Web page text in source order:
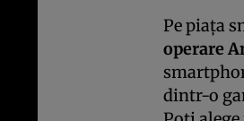
Pe piața
operare
dintr-o